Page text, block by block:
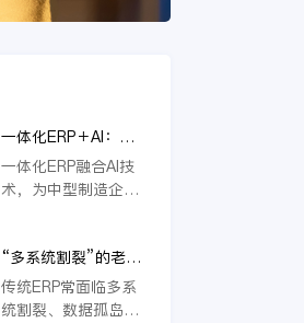
一体化ERP＋AI：中
型制造企业突破内卷
的新路径
一体化ERP融合AI技
术，为中型制造企业
产流程、精准预测需
求与自动化决策，企
业能显著降本增效，
“多系统割裂”的老问
题，AI驱动的一体化
ERP 如何彻底解决？
传统ERP常面临多系
统割裂、数据孤岛等